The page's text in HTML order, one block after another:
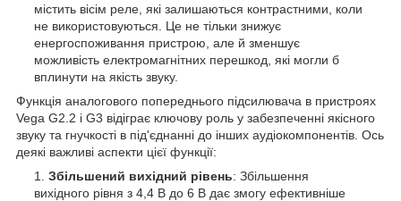
містить вісім реле, які залишаються контрастними, коли
не використовуються. Це не тільки знижує
енергоспоживання пристрою, але й зменшує
можливість електромагнітних перешкод, які могли б
вплинути на якість звуку.
Функція аналогового попереднього підсилювача в пристроях
Vega G2.2 і G3 відіграє ключову роль у забезпеченні якісного
звуку та гнучкості в під'єднанні до інших аудіокомпонентів. Ось
деякі важливі аспекти цієї функції:
Збільшений вихідний рівень: Збільшення
вихідного рівня з 4,4 В до 6 В дає змогу ефективніше